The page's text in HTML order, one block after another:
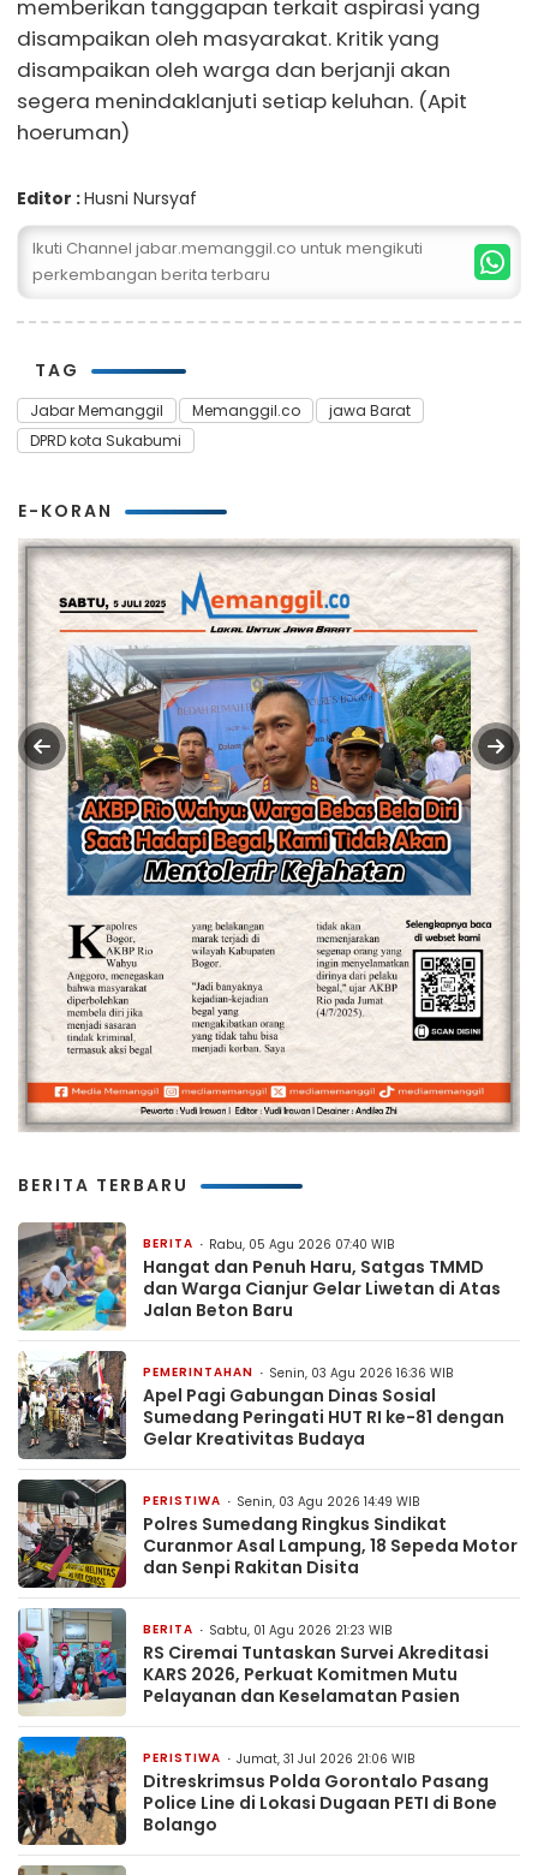
memberikan tanggapan terkait aspirasi yang
disampaikan oleh masyarakat. Kritik yang
disampaikan oleh warga dan berjanji akan
segera menindaklanjuti setiap keluhan. (Apit
hoeruman)
Editor :Husni Nursyaf
Ikuti Channel jabar.memanggil.co untuk mengikuti
perkembangan berita terbaru
TAG
Jabar Memanggil Memanggil.co
jawa Barat
DPRD kota Sukabumi
E-KORAN
BERITA TERBARU
BERITA Rabu, 05 Agu 2026 07:40 WIB
Hangat dan Penuh Haru, Satgas TMMD
dan Warga Cianjur Gelar Liwetan di Atas
Jalan Beton Baru
PEMERINTAHAN Senin, 03 Agu 2026 16:36 WIB
Apel Pagi Gabungan Dinas Sosial
Sumedang Peringati HUT RI ke-81 dengan
Gelar Kreativitas Budaya
PERISTIWA Senin, 03 Agu 2026 14:49 WIB
Polres Sumedang Ringkus Sindikat
Curanmor Asal Lampung, 18 Sepeda Motor
dan Senpi Rakitan Disita
BERITA Sabtu, 01 Agu 2026 21:23 WIB
RS Ciremai Tuntaskan Survei Akreditasi
KARS 2026, Perkuat Komitmen Mutu
Pelayanan dan Keselamatan Pasien
PERISTIWA Jumat, 31 Jul 2026 21:06 WIB
Ditreskrimsus Polda Gorontalo Pasang
Police Line di Lokasi Dugaan PETI di Bone
Bolango